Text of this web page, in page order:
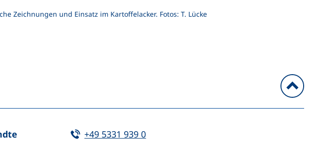
Zeichnungen und Einsatz im Kartoffelacker. Fotos: T. Lücke
Fenster)
Tel:
+49 5331 939 0(startet einen Telefonanruf, wenn Ihr